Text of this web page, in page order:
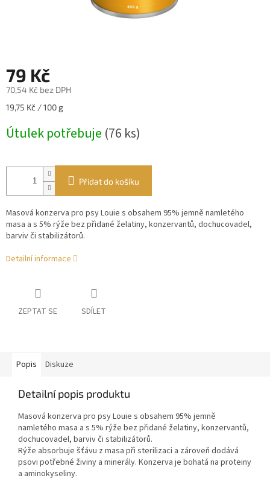
79 Kč
70,54 Kč bez DPH
Měrná
19,75 Kč / 100 g
Útulek potřebuje (76 ks)
Přidat do košíku
Masová konzerva pro psy Louie s obsahem 95% jemně namletého
masa a s 5% rýže bez přidané želatiny, konzervantů, dochucovadel,
barviv či stabilizátorů.
Detailní informace
ZEPTAT SE SDÍLET
Popis Diskuze
Detailní popis produktu
Masová konzerva pro psy Louie s obsahem 95% jemně
namletého masa a s 5% rýže bez přidané želatiny, konzervantů,
dochucovadel, barviv či stabilizátorů.
Rýže absorbuje šťávu z masa při sterilizaci a zároveň dodává
psovi potřebné živiny a minerály. Konzerva je bohatá na proteiny
a aminokyseliny.